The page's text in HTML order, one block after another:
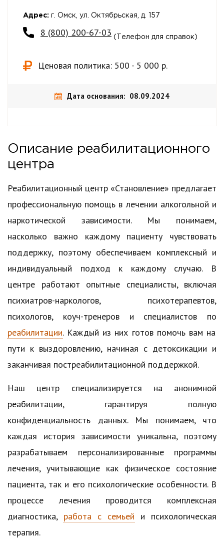
Адрес: г. Омск, ул. Октябрьская, д. 157
8 (800) 200-67-03 (Телефон для справок)
Ценовая политика: 500 - 5 000 р.
Дата основания: 08.09.2024
Описание реабилитационного
центра
Реабилитационный центр «Становление» предлагает
профессиональную помощь в лечении алкогольной и
наркотической зависимости. Мы понимаем,
насколько важно каждому пациенту чувствовать
поддержку, поэтому обеспечиваем комплексный и
индивидуальный подход к каждому случаю. В
центре работают опытные специалисты, включая
психиатров-наркологов, психотерапевтов,
психологов, коуч-тренеров и специалистов по
реабилитации. Каждый из них готов помочь вам на
пути к выздоровлению, начиная с детоксикации и
заканчивая постреабилитационной поддержкой.
Наш центр специализируется на анонимной
реабилитации, гарантируя полную
конфиденциальность данных. Мы понимаем, что
каждая история зависимости уникальна, поэтому
разрабатываем персонализированные программы
лечения, учитывающие как физическое состояние
пациента, так и его психологические особенности. В
процессе лечения проводится комплексная
диагностика, работа с семьей и психологическая
терапия.